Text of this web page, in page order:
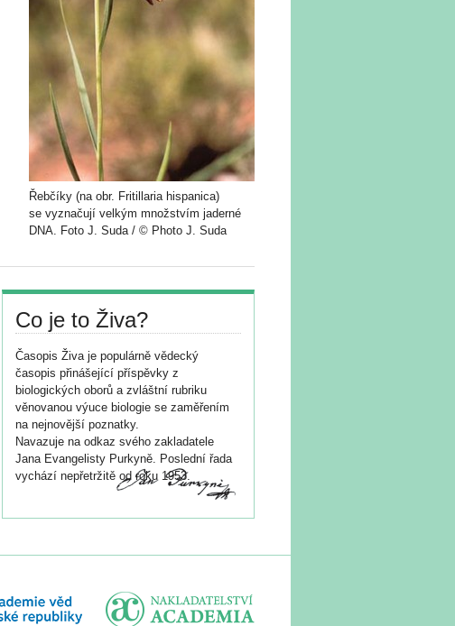
Řebčíky (na obr. Fritillaria hispanica)
se vyznačují velkým množstvím jaderné
DNA. Foto J. Suda / © Photo J. Suda
Co je to Živa?
Časopis Živa je populárně vědecký
časopis přinášející příspěvky z
biologických oborů a zvláštní rubriku
věnovanou výuce biologie se zaměřením
na nejnovější poznatky.
Navazuje na odkaz svého zakladatele
Jana Evangelisty Purkyně. Poslední řada
vychází nepřetržitě od roku 1953.